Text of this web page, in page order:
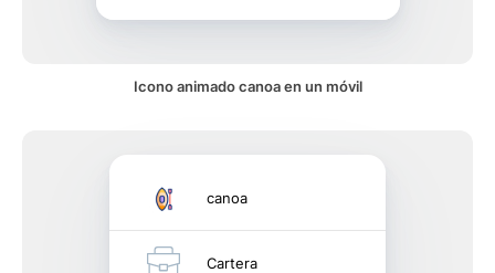
Icono animado canoa en un móvil
canoa
Cartera